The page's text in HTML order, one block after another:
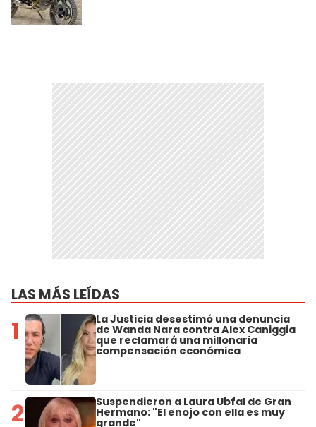
LAS MÁS LEÍDAS
1 La Justicia desestimó una denuncia
de Wanda Nara contra Alex Caniggia
que reclamará una millonaria
compensación económica
2 Suspendieron a Laura Ubfal de Gran
Hermano: "El enojo con ella es muy
grande"